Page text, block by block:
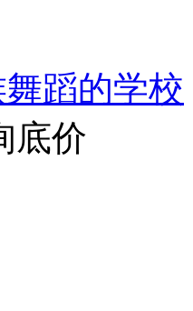
蹈的学校
底价